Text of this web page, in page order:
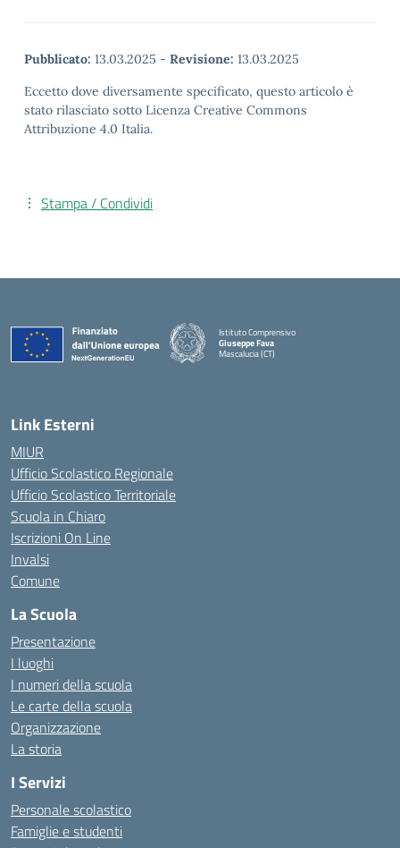
Pubblicato: 13.03.2025 - Revisione: 13.03.2025
Eccetto dove diversamente specificato, questo articolo è
stato rilasciato sotto Licenza Creative Commons
Attribuzione 4.0 Italia.
Stampa / Condividi
Istituto Comprensivo
Giuseppe Fava
Mascalucia (CT)
Link Esterni
MIUR
Ufficio Scolastico Regionale
Ufficio Scolastico Territoriale
Scuola in Chiaro
Iscrizioni On Line
Invalsi
Comune
La Scuola
Presentazione
I luoghi
I numeri della scuola
Le carte della scuola
Organizzazione
La storia
I Servizi
Personale scolastico
Famiglie e studenti